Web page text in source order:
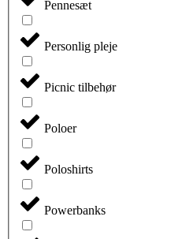
Pennesæt
Personlig pleje
Picnic tilbehør
Poloer
Poloshirts
Powerbanks